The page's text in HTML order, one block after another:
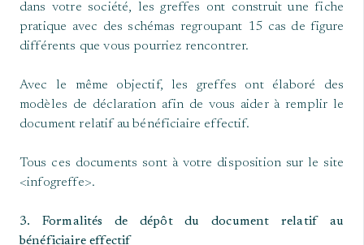
dans votre société, les greffes ont construit une fiche
pratique avec des schémas regroupant 15 cas de figure
différents que vous pourriez rencontrer.
Avec le même objectif, les greffes ont élaboré des
modèles de déclaration afin de vous aider à remplir le
document relatif au bénéficiaire effectif.
Tous ces documents sont à votre disposition sur le site
<infogreffe>.
3. Formalités de dépôt du document relatif au
bénéficiaire effectif